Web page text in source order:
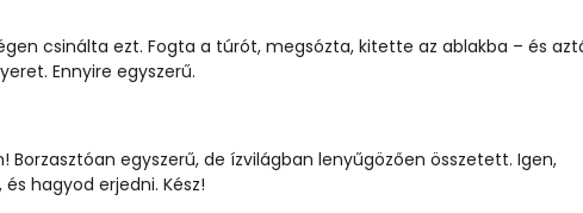
csinálta ezt. Fogta a túrót, megsózta, kitette az ablakba – és
Ennyire egyszerű.
Borzasztóan egyszerű, de ízvilágban lenyűgözően összetett. Igen,
hagyod erjedni. Kész!